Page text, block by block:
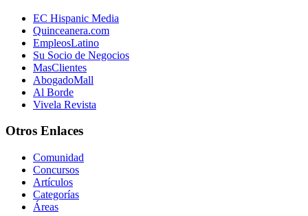
EC Hispanic Media
Quinceanera.com
EmpleosLatino
Su Socio de Negocios
MasClientes
AbogadoMall
Al Borde
Vivela Revista
Otros Enlaces
Comunidad
Concursos
Artículos
Categorías
Áreas